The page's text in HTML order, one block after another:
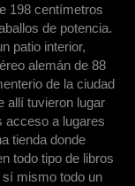
198 centímetros
de potencia.
patio interior,
alemán de 88
de la ciudad
allí tuvieron lugar
acceso a lugares
tienda donde
todo tipo de libros
mismo todo un